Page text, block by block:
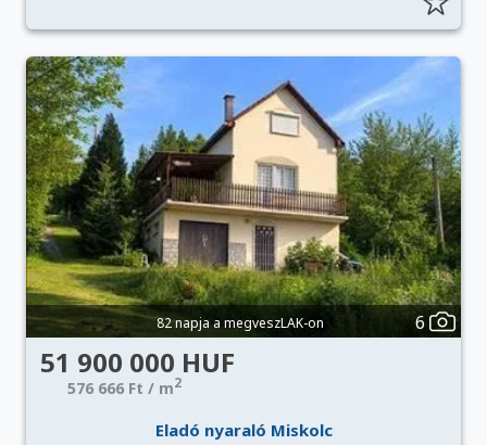
82 napja a megveszLAK-on 6
51 900 000 HUF
576 666 Ft / m2
Eladó nyaraló Miskolc